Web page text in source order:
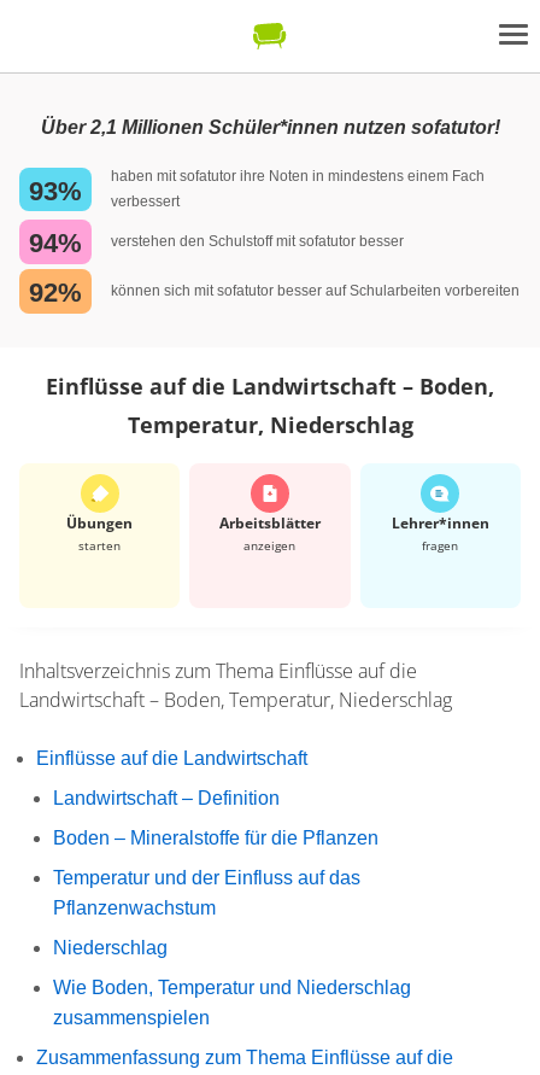
Über 2,1 Millionen Schüler*innen nutzen sofatutor!
93%
haben mit sofatutor ihre Noten in mindestens einem Fach
verbessert
94% verstehen den Schulstoff mit sofatutor besser
92% können sich mit sofatutor besser auf Schularbeiten vorbereiten
Einflüsse auf die Landwirtschaft – Boden,
Temperatur, Niederschlag
Übungen
starten
Arbeits­blätter
anzeigen
Lehrer*​innen
fragen
Inhaltsverzeichnis zum Thema Einflüsse auf die
Landwirtschaft – Boden, Temperatur, Niederschlag
Einflüsse auf die Landwirtschaft
Landwirtschaft – Definition
Boden – Mineralstoffe für die Pflanzen
Temperatur und der Einfluss auf das
Pflanzenwachstum
Niederschlag
Wie Boden, Temperatur und Niederschlag
zusammenspielen
Zusammenfassung zum Thema Einflüsse auf die